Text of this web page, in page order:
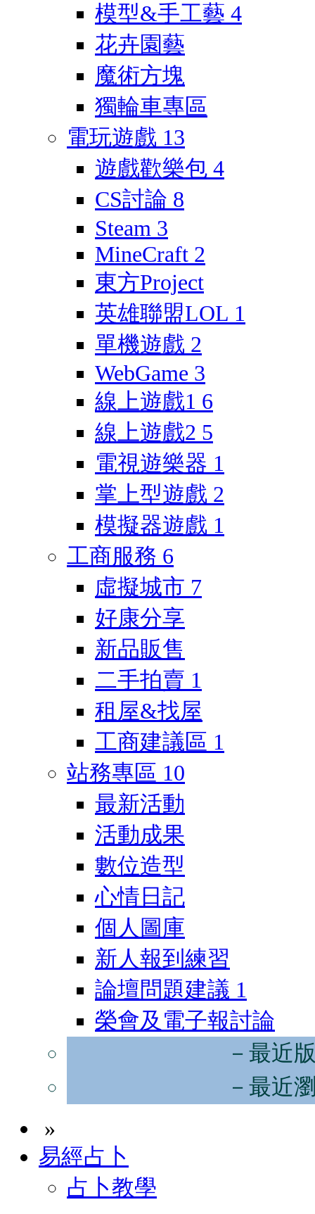
模型&手工藝 4
花卉園藝
魔術方塊
獨輪車專區
電玩遊戲 13
遊戲歡樂包 4
CS討論 8
Steam 3
MineCraft 2
東方Project
英雄聯盟LOL 1
單機遊戲 2
WebGame 3
線上遊戲1 6
線上遊戲2 5
電視遊樂器 1
掌上型遊戲 2
模擬器遊戲 1
工商服務 6
虛擬城市 7
好康分享
新品販售
二手拍賣 1
租屋&找屋
工商建議區 1
站務專區 10
最新活動
活動成果
數位造型
心情日記
個人圖庫
新人報到練習
論壇問題建議 1
榮會及電子報討論
－最近
－最近
»
易經占卜
占卜教學